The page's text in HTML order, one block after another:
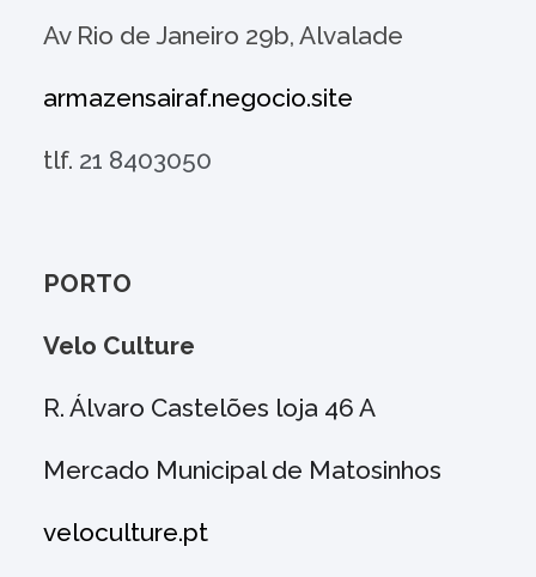
Av Rio de Janeiro 29b, Alvalade
armazensairaf.negocio.site
tlf. 21 8403050
PORTO
Velo Culture
R. Álvaro Castelões loja 46 A
Mercado Municipal de Matosinhos
veloculture.pt